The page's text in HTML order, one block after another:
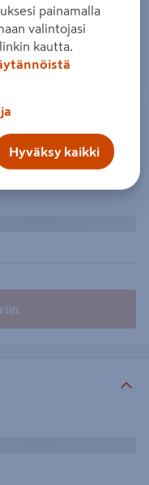
painamalla
valintojasi
kautta.
Hyväksy kaikki